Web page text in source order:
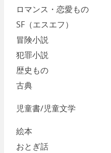
ロマンス・恋愛もの
SF（エスエフ）
冒険小説
犯罪小説
歴史もの
古典
児童書/児童文学
絵本
おとぎ話